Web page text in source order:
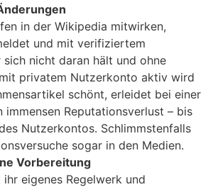
in der Wikipedia mitwirken,
und mit verifiziertem
sich nicht daran hält und ohne
privatem Nutzerkonto aktiv wird
schönt, erleidet bei einer
immensen Reputationsverlust – bis
Nutzerkontos. Schlimmstenfalls
sogar in den Medien.
Vorbereitung
eigenes Regelwerk und